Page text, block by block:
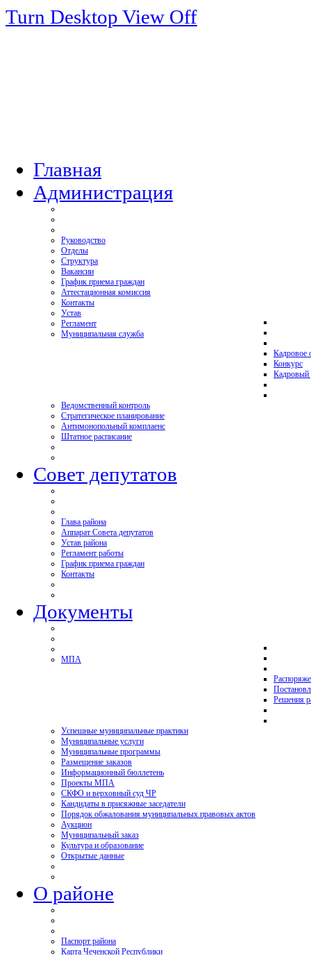
Turn Desktop View Off
Главная
Администрация
Руководство
Отделы
Структура
Вакансии
График приема граждан
Аттестационная комиссия
Контакты
Устав
Регламент
Муниципальная служба
Кадровое
Конкурс
Кадровый
Ведомственный контроль
Стратегическое планирование
Антимонопольный комплаенс
Штатное расписание
Совет депутатов
Глава района
Аппарат Совета депутатов
Устав района
Регламент работы
График приема граждан
Контакты
Документы
МПА
Решения
Успешные муниципальные практики
Муниципальные услуги
Муниципальные программы
Размещение заказов
Информационный бюллетень
Проекты МПА
СКФО и верховный суд ЧР
Кандидаты в присяжные заседатели
Порядок обжалования муниципальных правовых актов
Аукцион
Муниципальный заказ
Культура и образование
Открытые данные
О районе
Паспорт района
Карта Чеченской Республики